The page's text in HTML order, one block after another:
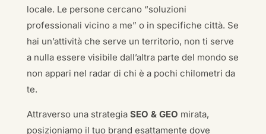
locale. Le persone cercano “soluzioni
professionali vicino a me” o in specifiche città. Se
hai un’attività che serve un territorio, non ti serve
a nulla essere visibile dall’altra parte del mondo se
non appari nel radar di chi è a pochi chilometri da
te.
Attraverso una strategia SEO & GEO mirata,
posizioniamo il tuo brand esattamente dove